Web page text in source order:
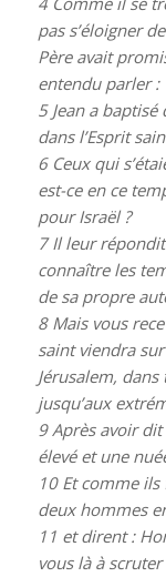
pas s’éloigner
Père avait
entendu parler :
5Jean a baptisé
dans l’Esprit
6Ceux qui
est-ce en ce
pour Israël ?
7Il leur répondit
connaître les
de sa propre
8Mais vous
saint viendra
Jérusalem,
jusqu’aux
9Après avoir dit
élevé et une
10Et comme ils
deux hommes
11 et dirent :
vous là à scruter